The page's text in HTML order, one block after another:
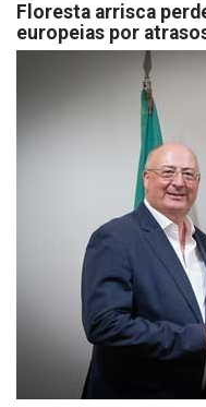
Floresta arrisca
europeias por